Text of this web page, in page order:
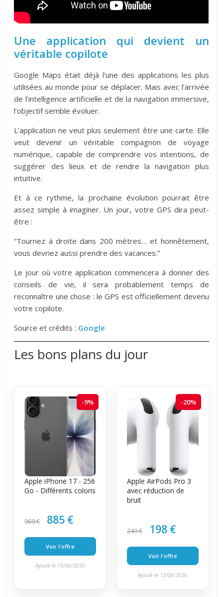
Une application qui devient un
véritable copilote
Google Maps était déjà l’une des applications les plus
utilisées au monde pour se déplacer. Mais avec l’arrivée
de l’intelligence artificielle et de la navigation immersive,
l’objectif semble évoluer.
L’application ne veut plus seulement être une carte. Elle
veut devenir un véritable compagnon de voyage
numérique, capable de comprendre vos intentions, de
suggérer des lieux et de rendre la navigation plus
intuitive.
Et à ce rythme, la prochaine évolution pourrait être
assez simple à imaginer. Un jour, votre GPS dira peut-
être :
“Tournez à droite dans 200 mètres… et honnêtement,
vous devriez aussi prendre des vacances.”
Le jour où votre application commencera à donner des
conseils de vie, il sera probablement temps de
reconnaître une chose : le GPS est officiellement devenu
votre copilote.
Source et crédits : Google
Les bons plans du jour
-9%
Apple iPhone 17 - 256
Go - Différents coloris
969 € 885 €
Voir l'offre
Ajouté le 13/06/2026
-20%
Apple AirPods Pro 3
avec réduction de
bruit
249 € 198 €
Voir l'offre
Ajouté le 13/06/2026